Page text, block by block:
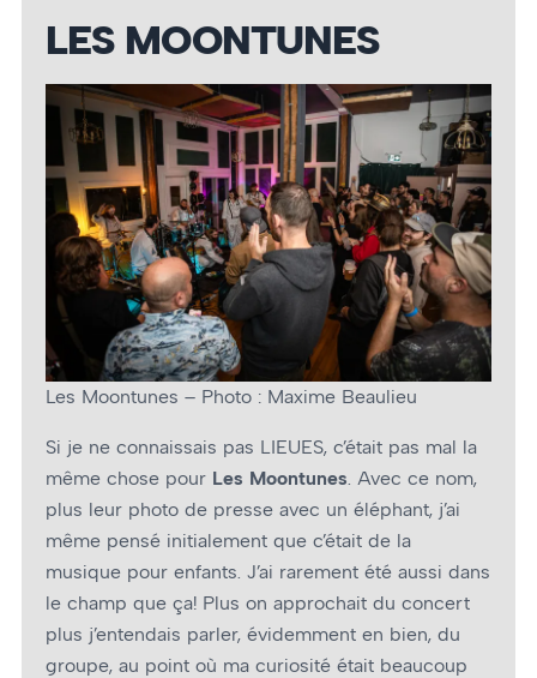
LES MOONTUNES
Les Moontunes – Photo : Maxime Beaulieu
Si je ne connaissais pas LIEUES, c’était pas mal la
même chose pour Les Moontunes. Avec ce nom,
plus leur photo de presse avec un éléphant, j’ai
même pensé initialement que c’était de la
musique pour enfants. J’ai rarement été aussi dans
le champ que ça! Plus on approchait du concert
plus j’entendais parler, évidemment en bien, du
groupe, au point où ma curiosité était beaucoup